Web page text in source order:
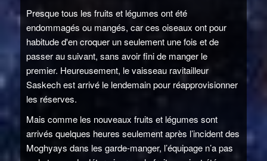
Presque tous les fruits et légumes ont été
endommagés ou mangés, car ces oiseaux ont pour
habitude d'en croquer un seulement une fois et de
passer au suivant, sans avoir fini de manger le
premier. Heureusement, le vaisseau ravitailleur
Saskech est arrivé le lendemain pour réapprovisionner
les réserves.
Mais comme les nouveaux fruits et légumes sont
arrivés quelques heures seulement après l’incident des
Moghyays dans les garde-manger, l’équipage n’a pas